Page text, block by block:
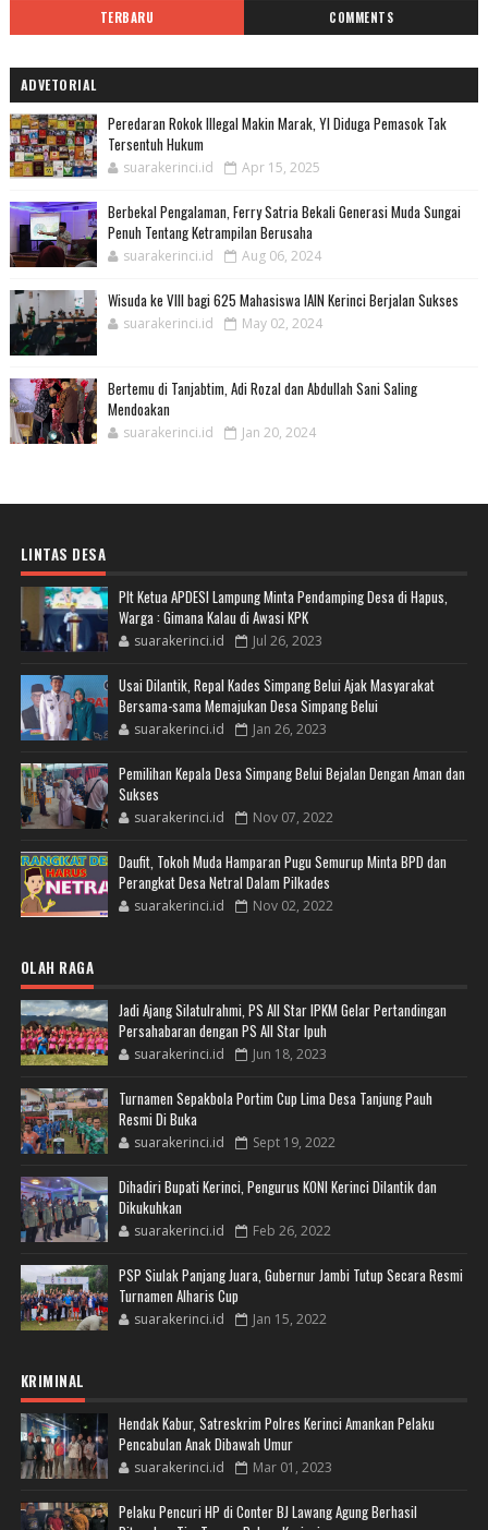
TERBARU COMMENTS
ADVETORIAL
Peredaran Rokok Illegal Makin Marak, YI Diduga Pemasok Tak
Tersentuh Hukum
suarakerinci.id Apr 15, 2025
Berbekal Pengalaman, Ferry Satria Bekali Generasi Muda Sungai
Penuh Tentang Ketrampilan Berusaha
suarakerinci.id Aug 06, 2024
Wisuda ke VIII bagi 625 Mahasiswa IAIN Kerinci Berjalan Sukses
suarakerinci.id May 02, 2024
Bertemu di Tanjabtim, Adi Rozal dan Abdullah Sani Saling
Mendoakan
suarakerinci.id Jan 20, 2024
LINTAS DESA
Plt Ketua APDESI Lampung Minta Pendamping Desa di Hapus,
Warga : Gimana Kalau di Awasi KPK
suarakerinci.id Jul 26, 2023
Usai Dilantik, Repal Kades Simpang Belui Ajak Masyarakat
Bersama-sama Memajukan Desa Simpang Belui
suarakerinci.id Jan 26, 2023
Pemilihan Kepala Desa Simpang Belui Bejalan Dengan Aman dan
Sukses
suarakerinci.id Nov 07, 2022
Daufit, Tokoh Muda Hamparan Pugu Semurup Minta BPD dan
Perangkat Desa Netral Dalam Pilkades
suarakerinci.id Nov 02, 2022
OLAH RAGA
Jadi Ajang Silatulrahmi, PS All Star IPKM Gelar Pertandingan
Persahabaran dengan PS All Star Ipuh
suarakerinci.id Jun 18, 2023
Turnamen Sepakbola Portim Cup Lima Desa Tanjung Pauh
Resmi Di Buka
suarakerinci.id Sept 19, 2022
Dihadiri Bupati Kerinci, Pengurus KONI Kerinci Dilantik dan
Dikukuhkan
suarakerinci.id Feb 26, 2022
PSP Siulak Panjang Juara, Gubernur Jambi Tutup Secara Resmi
Turnamen Alharis Cup
suarakerinci.id Jan 15, 2022
KRIMINAL
Hendak Kabur, Satreskrim Polres Kerinci Amankan Pelaku
Pencabulan Anak Dibawah Umur
suarakerinci.id Mar 01, 2023
Pelaku Pencuri HP di Conter BJ Lawang Agung Berhasil